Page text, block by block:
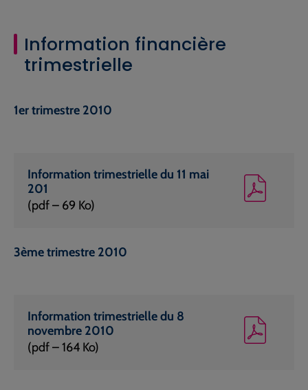
Information financière
trimestrielle
1er trimestre 2010
Information trimestrielle du 11 mai
201
(pdf – 69 Ko)
3ème trimestre 2010
Information trimestrielle du 8
novembre 2010
(pdf – 164 Ko)